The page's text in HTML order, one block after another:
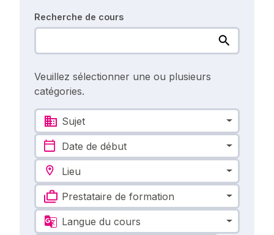
Recherche de cours
Veuillez sélectionner une ou plusieurs
catégories.
Sujet
Date de début
Lieu
Prestataire de formation
Langue du cours